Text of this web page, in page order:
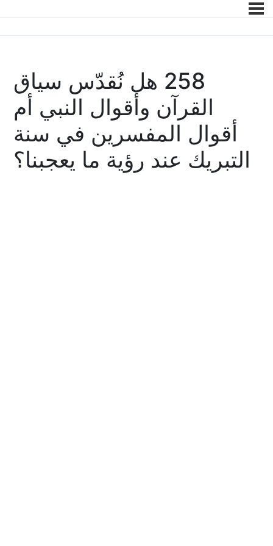
258 هل نُقدّس سياق
القرآن وأقوال النبي أم
أقوال المفسرين في سنة
التبريك عند رؤية ما يعجبنا؟